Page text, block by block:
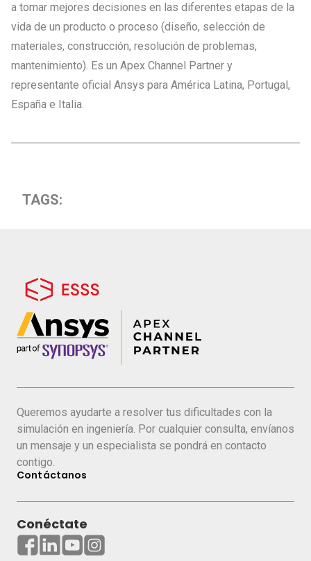
a tomar mejores decisiones en las diferentes etapas de la
vida de un producto o proceso (diseño, selección de
materiales, construcción, resolución de problemas,
mantenimiento). Es un Apex Channel Partner y
representante oficial Ansys para América Latina, Portugal,
España e Italia.
TAGS:
Queremos ayudarte a resolver tus dificultades con la
simulación en ingeniería. Por cualquier consulta, envíanos
un mensaje y un especialista se pondrá en contacto
contigo.
Contáctanos
Conéctate